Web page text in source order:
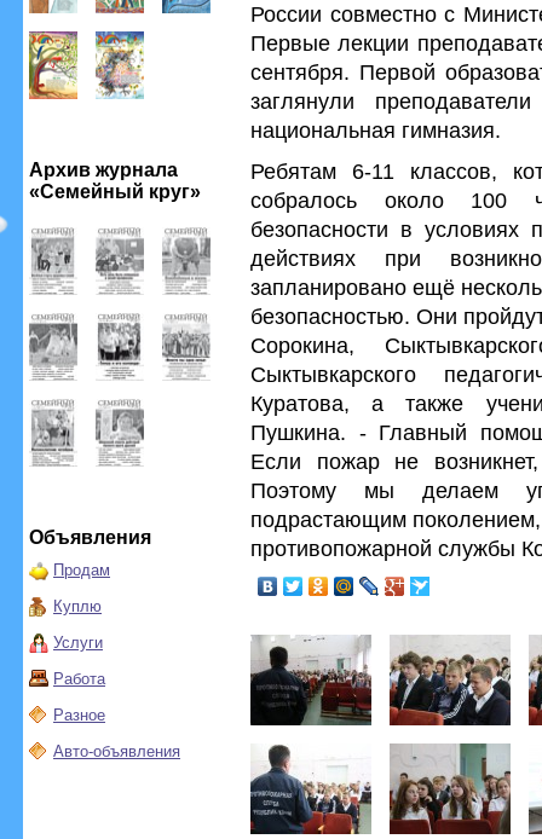
Архив журнала
«Семейный круг»
Объявления
Продам
Куплю
Услуги
Работа
Разное
Авто-объявления
России совместно с
Первые лекции
сентября. Первой
заглянули
национальная гимназия.
Ребятам 6-11 классов,
собралось около 100
безопасности в условиях
действиях при
запланировано ещё
безопасностью. Они
Сорокина,
Сыктывкарского
Куратова, а также
Пушкина. - Главный
Если пожар не
Поэтому мы делаем
подрастающим
противопожарной службы